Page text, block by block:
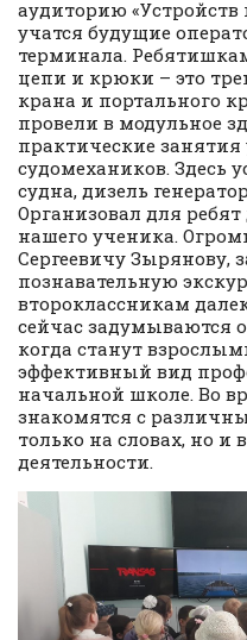
аудиторию
учатся будущие
терминала.
цепи и крюки – это
крана и портального
провели в модульное
практические
судомехаников. Здесь
судна, дизель
Организовал для
нашего ученика.
Сергеевичу Зырянову,
познавательную
второклассникам
сейчас задумываются
когда станут
эффективный вид
начальной школе. Во
знакомятся с
только на словах, но и
деятельности.